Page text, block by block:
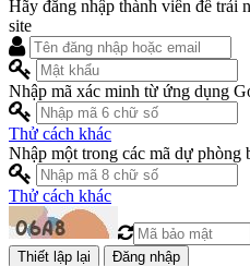
Hãy đăng nhập thành viên để trải
site
Nhập mã xác minh từ ứng dụng
Thử cách khác
Nhập một trong các mã dự phòng
Thử cách khác
Đăng nhập